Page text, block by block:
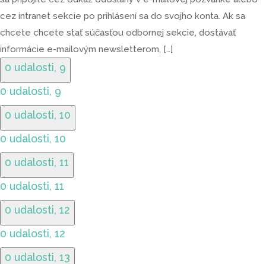
cez intranet sekcie po prihlásení sa do svojho konta. Ak sa
chcete chcete stať súčasťou odbornej sekcie, dostávať
informácie e-mailovým newsletterom, […]
0 udalosti, 9
0 udalosti, 9
0 udalosti, 10
0 udalosti, 10
0 udalosti, 11
0 udalosti, 11
0 udalosti, 12
0 udalosti, 12
0 udalosti, 13